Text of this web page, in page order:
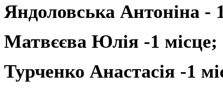
Яндоловська Антоніна -
Матвєєва Юлія -1 місце;
Турченко Анастасія -1